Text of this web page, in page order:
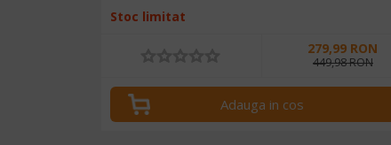
Stoc limitat
279,99 RON
449,98 RON
Adauga in cos